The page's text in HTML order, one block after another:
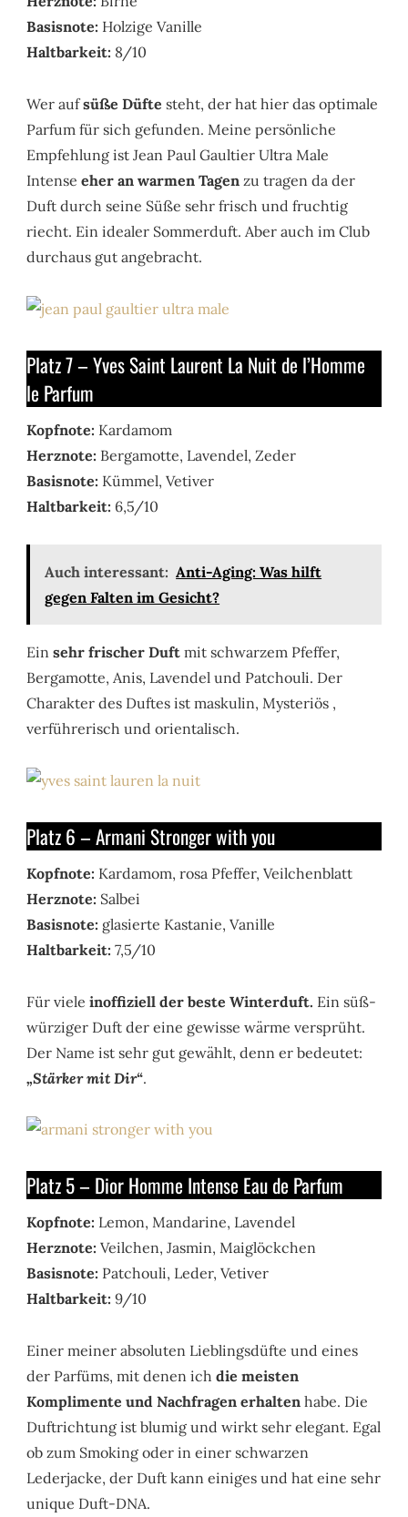
Basisnote: Holzige Vanille
Haltbarkeit: 8/10
Wer aufsüße Düfte steht, der hat hier das optimale
Parfum für sich gefunden. Meine persönliche
Empfehlung ist Jean Paul Gaultier Ultra Male
Intenseeher an warmen Tagen zu tragen da der
Duft durch seine Süße sehr frisch und fruchtig
riecht. Ein idealer Sommerduft. Aber auch im Club
durchaus gut angebracht.
Platz 7 – Yves Saint Laurent La Nuit de l’Homme
le Parfum
Kopfnote: Kardamom
Herznote: Bergamotte, Lavendel, Zeder
Basisnote: Kümmel, Vetiver
Haltbarkeit: 6,5/10
Auch interessant: Anti-Aging: Was hilft
gegen Falten im Gesicht?
Einsehr frischer Duft mit schwarzem Pfeffer,
Bergamotte, Anis, Lavendel und Patchouli. Der
Charakter des Duftes ist maskulin, Mysteriös ,
verführerisch und orientalisch.
Platz 6 – Armani Stronger with you
Kopfnote: Kardamom, rosa Pfeffer, Veilchenblatt
Herznote: Salbei
Basisnote: glasierte Kastanie, Vanille
Haltbarkeit: 7,5/10
Für vieleinoffiziell der beste Winterduft. Ein süß-
würziger Duft der eine gewisse wärme versprüht.
Der Name ist sehr gut gewählt, denn er bedeutet:
„Stärker mit Dir“.
Platz 5 – Dior Homme Intense Eau de Parfum
Kopfnote: Lemon, Mandarine, Lavendel
Herznote: Veilchen, Jasmin, Maiglöckchen
Basisnote: Patchouli, Leder, Vetiver
Haltbarkeit: 9/10
Einer meiner absoluten Lieblingsdüfte und eines
der Parfüms, mit denen ichdie meisten
Komplimente und Nachfragen erhalten habe. Die
Duftrichtung ist blumig und wirkt sehr elegant. Egal
ob zum Smoking oder in einer schwarzen
Lederjacke, der Duft kann einiges und hat eine sehr
unique Duft-DNA.